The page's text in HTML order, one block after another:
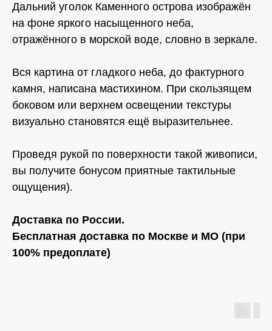
Дальний уголок Каменного острова изображён
на фоне яркого насыщенного неба,
отражённого в морской воде, словно в зеркале.
Вся картина от гладкого неба, до фактурного
камня, написана мастихином. При скользящем
боковом или верхнем освещении текстуры
визуально становятся ещё выразительнее.
Проведя рукой по поверхности такой живописи,
вы получите бонусом приятные тактильные
ощущения).
Доставка по России.
Бесплатная доставка по Москве и МО (при
100% предоплате)